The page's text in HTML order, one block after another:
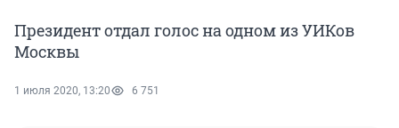
Президент отдал голос на одном из УИКов
Москвы
1 июля 2020, 13:20 6 751